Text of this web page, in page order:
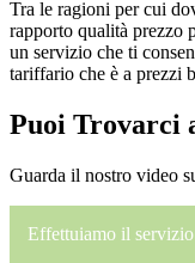
Tra le ragioni per cui
rapporto qualità prezzo
un servizio che ti
tariffario che è a prezzi
Puoi Trovarci
Guarda il nostro video
Effettuiamo il servizio